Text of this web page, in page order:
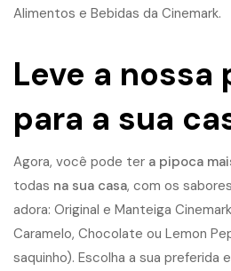
Alimentos e Bebidas da Cinemark.
Leve a nossa
para a sua
Agora, você pode ter a pipoca
todas na sua casa, com os
adora: Original e Manteiga
Caramelo, Chocolate ou Lemon
saquinho). Escolha a sua preferida